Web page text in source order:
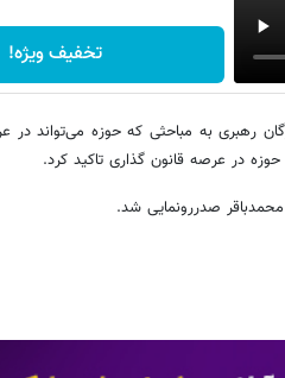
تخفیف ویژه!
رهبری به مباحثی که حوزه می‌تواند
در عرصه قانون گذاری تاکید کرد.
محمدباقر صدررونمایی شد.